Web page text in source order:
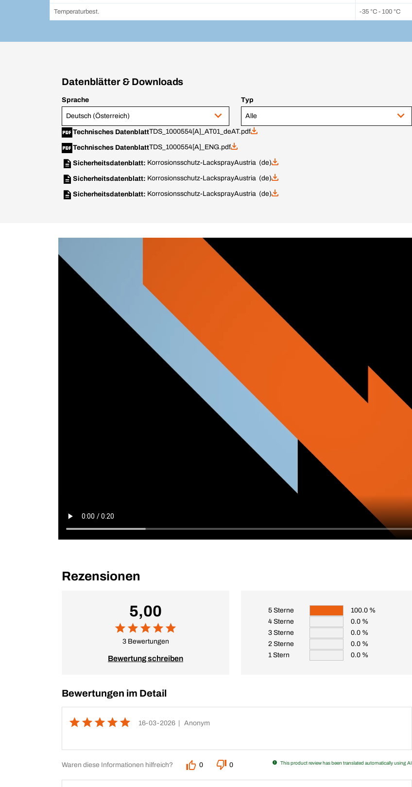
Temperaturbest. -35 °C - 100 °C
Datenblätter & Downloads
Sprache
Deutsch (Österreich)
Typ
Alle
Technisches DatenblattTDS_1000554[A]_AT01_deAT.pdf
Technisches DatenblattTDS_1000554[A]_ENG.pdf
Sicherheitsdatenblatt: Korrosionsschutz-LacksprayAustria (de)
Sicherheitsdatenblatt: Korrosionsschutz-LacksprayAustria (de)
Sicherheitsdatenblatt: Korrosionsschutz-LacksprayAustria (de)
Rezensionen
5,00
3 Bewertungen
Bewertung schreiben
5 Sterne
100.0 %
4 Sterne
0.0 %
3 Sterne
0.0 %
2 Sterne
0.0 %
1 Stern
0.0 %
Bewertungen im Detail
16-03-2026 | Anonym
Waren diese Informationen hilfreich? 0 0 This product review has been translated automatically using AI